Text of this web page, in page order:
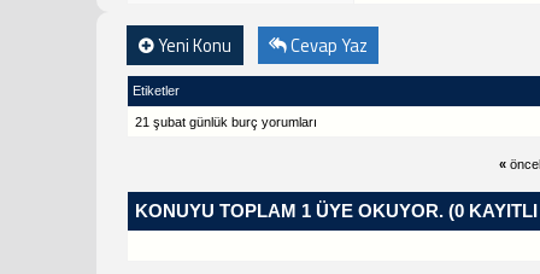
Yeni Konu Cevap Yaz
Etiketler
21 şubat günlük burç yorumları
«
KONUYU TOPLAM 1 ÜYE OKUYOR.(0